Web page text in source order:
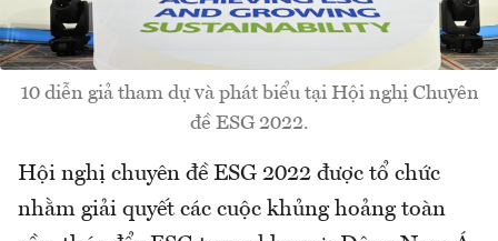
10 diễn giả tham dự và phát biểu tại Hội nghị Chuyên
đề ESG 2022.
Hội nghị chuyên đề ESG 2022 được tổ chức
nhằm giải quyết các cuộc khủng hoảng toàn